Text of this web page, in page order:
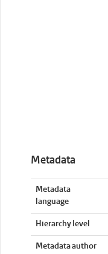
Metadata
Metadata
language
Hierarchy level
Metadata author